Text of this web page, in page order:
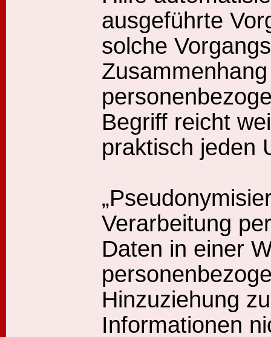
ausgeführte
solche
Begriff reicht
praktisch jeden
Verarbeitung
Daten in einer
Hinzuziehung
Informationen